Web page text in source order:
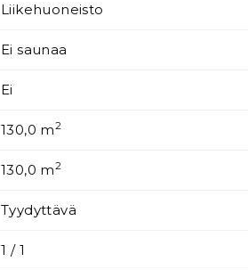
Liikehuoneisto
Ei saunaa
Ei
130,0 m2
130,0 m2
Tyydyttävä
1 / 1